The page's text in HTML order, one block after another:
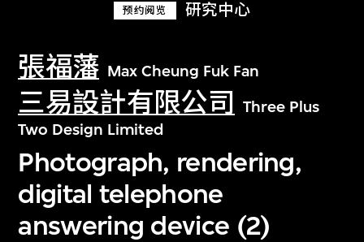
预约阅览 研究中心
張福藩 Max Cheung Fuk Fan
三易設計有限公司
Three Plus
Two Design Limited
Photograph, rendering,
digital telephone
answering device (2)
探索世界顶级的二十及二十一世纪视觉
文化藏品。